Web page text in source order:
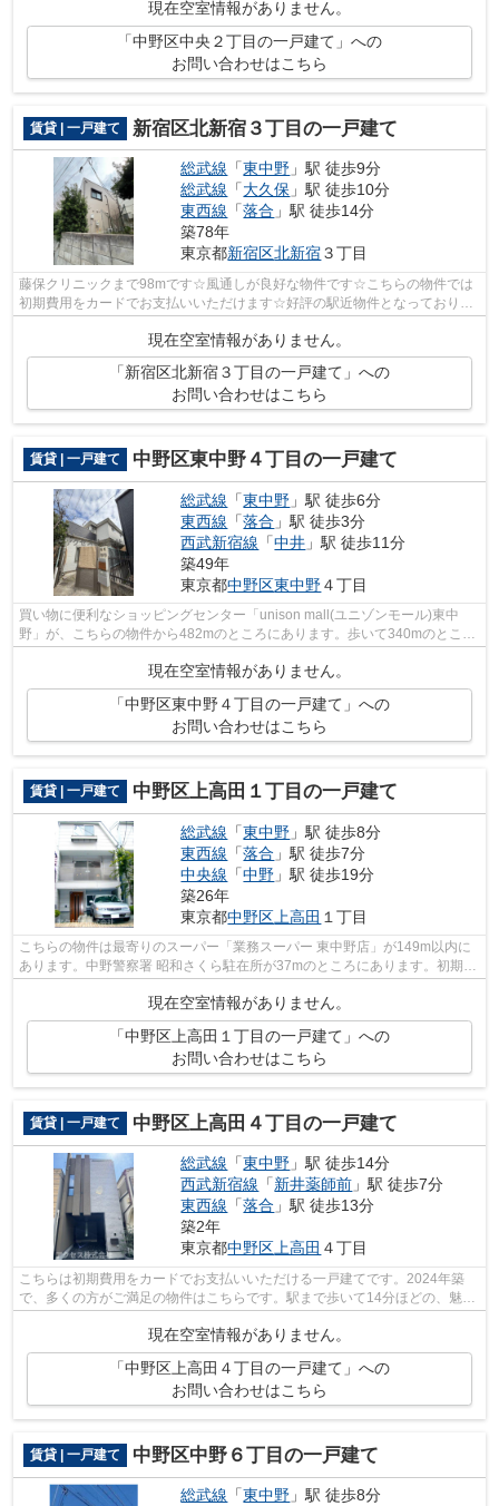
現在空室情報がありません。
「中野区中央２丁目の一戸建て」への
お問い合わせはこちら
賃貸 | 一戸建て 新宿区北新宿３丁目の一戸建て
総武線 「東中野 」駅 徒歩9分
総武線 「大久保 」駅 徒歩10分
東西線 「落合 」駅 徒歩14分
築78年
東京都新宿区北新宿３丁目
藤保クリニックまで98mです☆風通しが良好な物件です☆こちらの物件では
初期費用をカードでお支払いいただけます☆好評の駅近物件となっており、
駅より徒歩9分に立地しています☆総武線東...
現在空室情報がありません。
「新宿区北新宿３丁目の一戸建て」への
お問い合わせはこちら
賃貸 | 一戸建て 中野区東中野４丁目の一戸建て
総武線 「東中野 」駅 徒歩6分
東西線 「落合 」駅 徒歩3分
西武新宿線 「中井 」駅 徒歩11分
築49年
東京都中野区東中野４丁目
買い物に便利なショッピングセンター「unison mall(ユニゾンモール)東中
野」が、こちらの物件から482mのところにあります。歩いて340mのところ
現在空室情報がありません。
「中野区東中野４丁目の一戸建て」への
お問い合わせはこちら
賃貸 | 一戸建て 中野区上高田１丁目の一戸建て
総武線 「東中野 」駅 徒歩8分
東西線 「落合 」駅 徒歩7分
中央線 「中野 」駅 徒歩19分
築26年
東京都中野区 上高田 １丁目
こちらの物件は最寄りのスーパー「業務スーパー 東中野店」が149m以内に
あります。中野警察署 昭和さくら駐在所が37mのところにあります。初期費
現在空室情報がありません。
「中野区上高田１丁目の一戸建て」への
お問い合わせはこちら
賃貸 | 一戸建て 中野区上高田４丁目の一戸建て
総武線 「東中野 」駅 徒歩14分
西武新宿線 「新井薬師前 」駅 徒歩7分
東西線 「落合 」駅 徒歩13分
築2年
東京都中野区上高田 ４丁目
こちらは初期費用をカードでお支払いいただける一戸建てです。2024年築
で、多くの方がご満足の物件はこちらです。駅まで歩いて14分ほどの、魅力
的な立地の物件です。いつでも快適空間...
現在空室情報がありません。
「中野区上高田４丁目の一戸建て」への
お問い合わせはこちら
賃貸 | 一戸建て 中野区中野６丁目の一戸建て
総武線 「東中野 」駅 徒歩8分